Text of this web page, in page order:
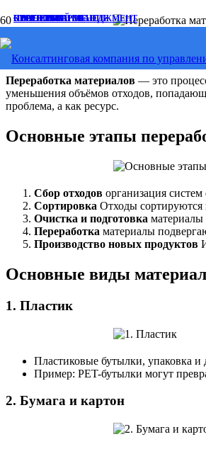
Переработка материалов
Переработка материалов — это
уменьшения объёмов отходов,
проблема, а как ресурс.
Основные этапы
Сбор отходов организация
Сортировка Отходы сортируются
Очистка и подготовка материалы
Переработка материалы
Производство новых продуктов
Основные виды
1. Пластик
Пластиковые бутылки, упаковка и
Пример: PET-бутылки могут
2. Бумага и картон
СТРАТЕГИЯ
СТРАТЕГИЯ
ПРОЕКТНЫЙ МЕНЕДЖМЕНТ
ПЛАНИРОВАНИЕ
КОНСУЛЬТИРОВАНИЕ